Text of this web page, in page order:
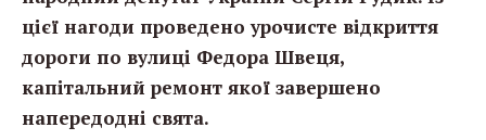
цієї нагоди проведено урочисте відкриття
дороги по вулиці Федора Швеця,
капітальний ремонт якої завершено
напередодні свята.